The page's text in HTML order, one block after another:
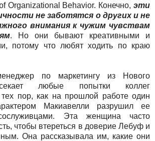
Organizational Behavior. Конечно, эти
не заботятся о других и не
внимания к чужим чувствам
. Но они бывают креативными и
потому что любят ходить по краю
по маркетингу из Нового
любые попытки коллег
тех пор, как на прошлой работе один
Макиавелли разрушил ее
Эта женщина часто
чтобы втереться в доверие Лебуф и
Она рассказывала им, какие они